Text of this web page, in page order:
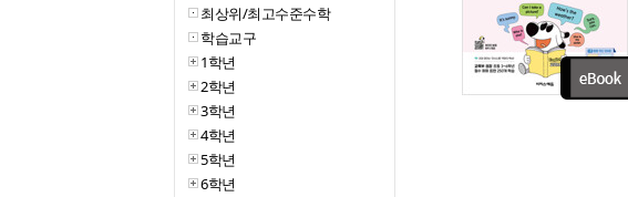
최상위/최고수준수학
학습교구
1학년
2학년
3학년
4학년
5학년
6학년